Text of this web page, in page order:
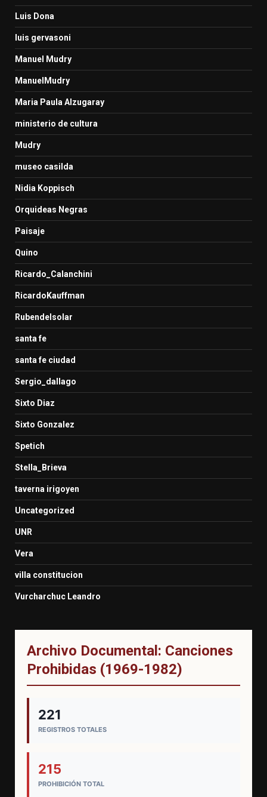
Luis Dona
luis gervasoni
Manuel Mudry
ManuelMudry
Maria Paula Alzugaray
ministerio de cultura
Mudry
museo casilda
Nidia Koppisch
Orquideas Negras
Paisaje
Quino
Ricardo_Calanchini
RicardoKauffman
Rubendelsolar
santa fe
santa fe ciudad
Sergio_dallago
Sixto Diaz
Sixto Gonzalez
Spetich
Stella_Brieva
taverna irigoyen
Uncategorized
UNR
Vera
villa constitucion
Vurcharchuc Leandro
Archivo Documental: Canciones
Prohibidas (1969-1982)
221
REGISTROS TOTALES
215
PROHIBICIÓN TOTAL